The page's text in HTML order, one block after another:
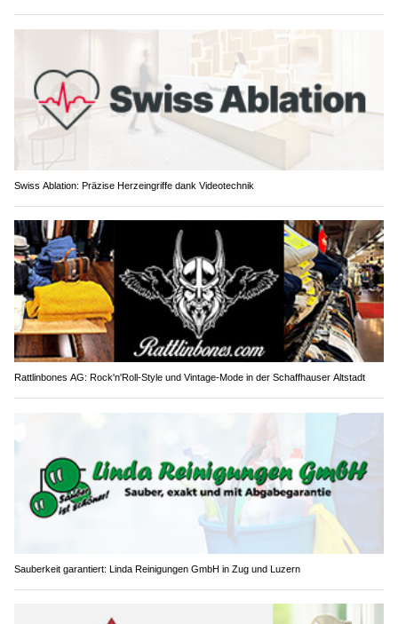
Swiss Ablation: Präzise Herzeingriffe dank Videotechnik
Rattlinbones AG: Rock'n'Roll-Style und Vintage-Mode in der Schaffhauser Altstadt
Sauberkeit garantiert: Linda Reinigungen GmbH in Zug und Luzern